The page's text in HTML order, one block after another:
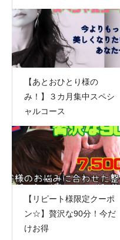
【あとおひとり様の
み！】３カ月集中スペシ
ャルコース
【リピート様限定クーポ
ン☆】贅沢な90分！今だ
けお得